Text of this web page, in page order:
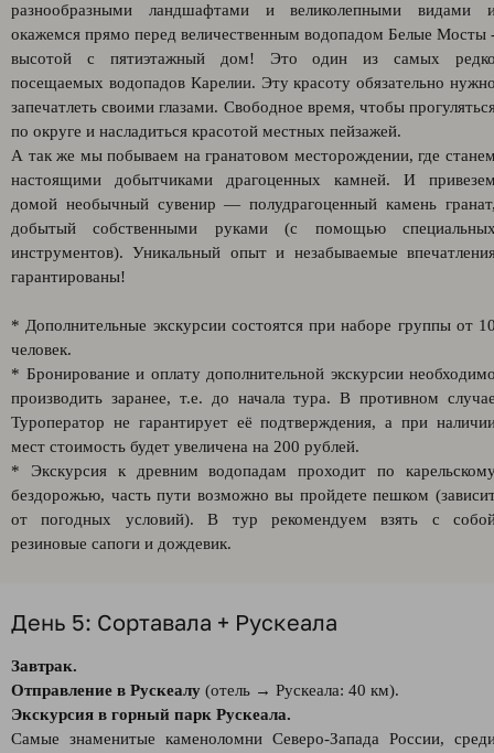
разнообразными ландшафтами и великолепными видами
окажемся прямо перед величественным водопадом Белые Мосты
высотой с пятиэтажный дом! Это один из самых
посещаемых водопадов Карелии. Эту красоту обязательно
запечатлеть своими глазами. Свободное время, чтобы
по округе и насладиться красотой местных пейзажей.
А так же мы побываем на гранатовом месторождении, где
настоящими добытчиками драгоценных камней. И
домой необычный сувенир — полудрагоценный камень
добытый собственными руками (с помощью
инструментов). Уникальный опыт и незабываемые
гарантированы!
* Дополнительные экскурсии состоятся при наборе группы от
человек.
* Бронирование и оплату дополнительной экскурсии
производить заранее, т.е. до начала тура. В противном
Туроператор не гарантирует её подтверждения, а при
мест стоимость будет увеличена на 200 рублей.
* Экскурсия к древним водопадам проходит по
бездорожью, часть пути возможно вы пройдете пешком
от погодных условий). В тур рекомендуем взять с
резиновые сапоги и дождевик.
День 5: Сортавала + Рускеала
Завтрак.
Отправление в Рускеалу (отель → Рускеала: 40 км).
Экскурсия в горный парк Рускеала.
Самые знаменитые каменоломни Северо-Запада России,